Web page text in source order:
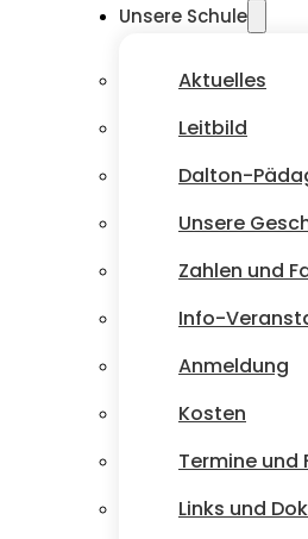
Unsere Schule
Aktuelles
Leitbild
Dalton-
Unsere
Zahlen und
Info-
Anmeldung
Kosten
Termine und
Links und